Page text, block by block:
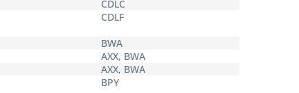
CDLC
CDLF
BWA
AXX, BWA
AXX, BWA
BPY